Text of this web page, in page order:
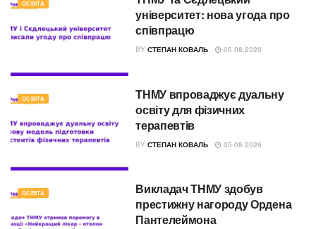
ОСВІТА
університет: нова угода про
співпрацю
BY СТЕПАН КОВАЛЬ 06.08.2026
ОСВІТА
ТНМУ впроваджує дуальну
освіту для фізичних
терапевтів
BY СТЕПАН КОВАЛЬ 05.08.2026
ОСВІТА
Викладач ТНМУ здобув
престижну нагороду Ордена
Пантелеймона